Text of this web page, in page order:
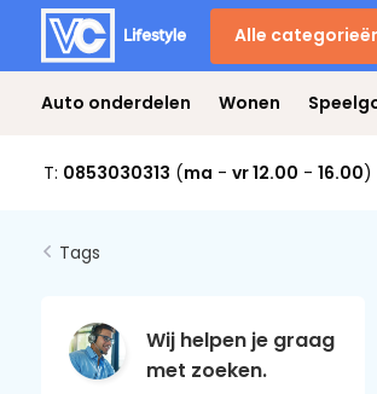
Alle
Auto onderdelen Wonen
T: 0853030313 (ma - vr 12.00 - 16.00)
Tags
Wij helpen je graag
met zoeken.